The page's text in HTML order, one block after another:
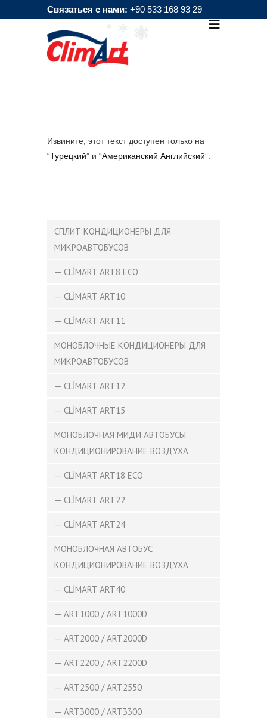
Связаться с нами: +90 533 168 93 29
Извините, этот текст доступен только на
“Турецкий” и “Американский Английский”.
СПЛИТ КОНДИЦИОНЕРЫ ДЛЯ
МИКРОАВТОБУСОВ
— CLİMART ART8 ECO
— CLİMART ART10
— CLİMART ART11
МОНОБЛОЧНЫЕ КОНДИЦИОНЕРЫ ДЛЯ
МИКРОАВТОБУСОВ
— CLİMART ART12
— CLİMART ART15
МОНОБЛОЧНАЯ МИДИ АВТОБУСЫ
КОНДИЦИОНИРОВАНИЕ ВОЗДУХА
— CLİMART ART18 ECO
— CLİMART ART22
— CLİMART ART24
МОНОБЛОЧНАЯ АВТОБУС
КОНДИЦИОНИРОВАНИЕ ВОЗДУХА
— CLİMART ART40
— ART1000 / ART1000D
— ART2000 / ART2000D
— ART2200 / ART2200D
— ART2500 / ART2550
— ART3000 / ART3300